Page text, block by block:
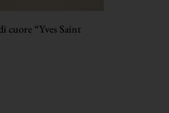
cuore “Yves Saint